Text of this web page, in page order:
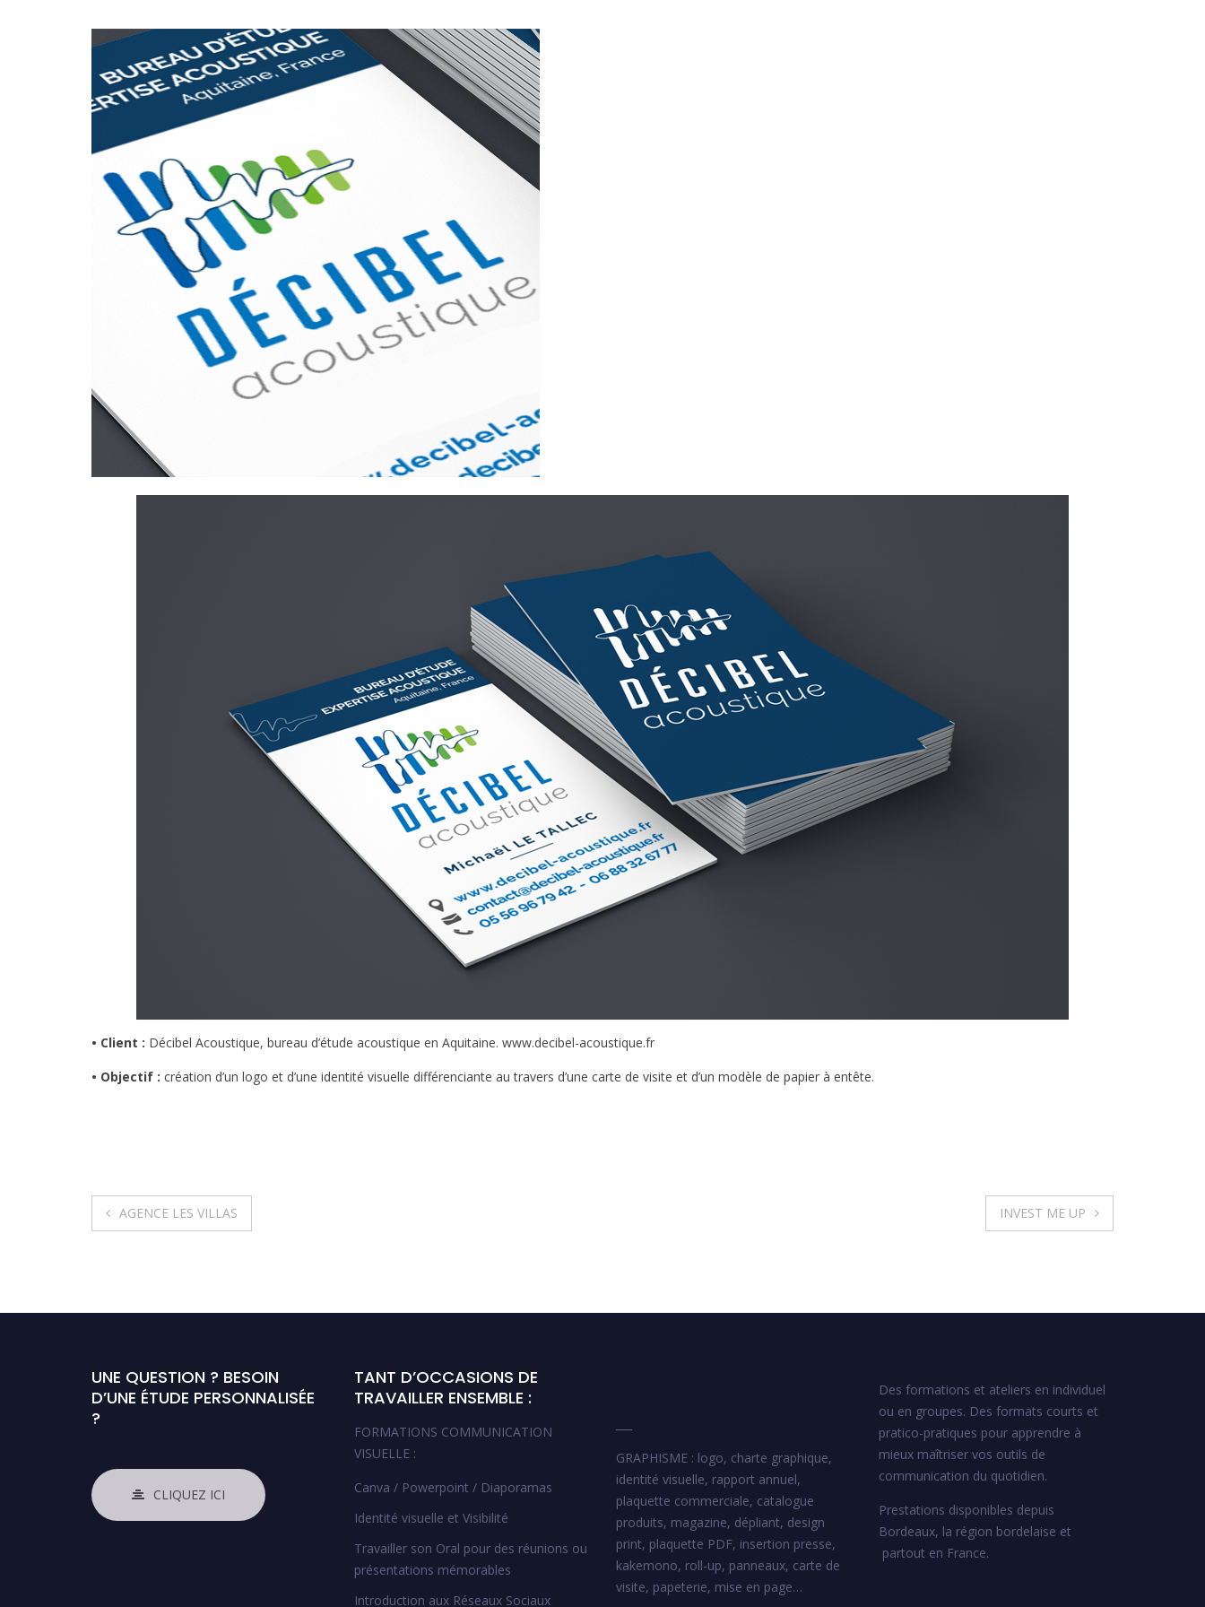
• Client : Décibel Acoustique, bureau d’étude acoustique en Aquitaine. www.decibel-acoustique.fr
• Objectif : création d’un logo et d’une identité visuelle différenciante au travers d’une carte de visite et d’un modèle de papier à entête.
Navigation
AGENCE LES VILLAS INVEST ME UP
UNE QUESTION ? BESOIN
D’UNE ÉTUDE PERSONNALISÉE
?
CLIQUEZ ICI
TANT D’OCCASIONS DE
TRAVAILLER ENSEMBLE :
FORMATIONS COMMUNICATION
VISUELLE :
Canva / Powerpoint / Diaporamas
Identité visuelle et Visibilité
Travailler son Oral pour des réunions ou
présentations mémorables
Introduction aux Réseaux Sociaux
GRAPHISME : logo, charte graphique,
identité visuelle, rapport annuel,
plaquette commerciale, catalogue
produits, magazine, dépliant, design
print, plaquette PDF, insertion presse,
kakemono, roll-up, panneaux, carte de
visite, papeterie, mise en page…
Des formations et ateliers en individuel
ou en groupes. Des formats courts et
pratico-pratiques pour apprendre à
mieux maîtriser vos outils de
communication du quotidien.
Prestations disponibles depuis
Bordeaux, la région bordelaise et
partout en France.